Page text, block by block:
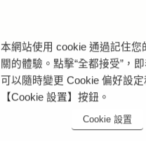
本網站使用 cookie 通過記住
關的體驗。點擊“全都接受”，
可以隨時變更 Cookie 偏好設
【Cookie 設置】按鈕。
Cookie 設置